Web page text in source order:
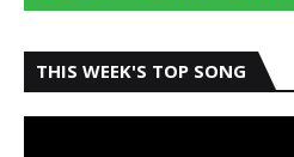
THIS WEEK'S TOP SONG